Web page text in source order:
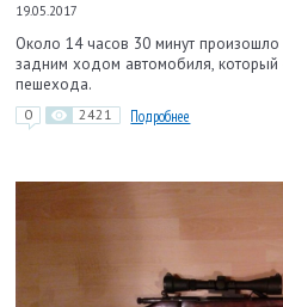
19.05.2017
Около 14 часов 30 минут
задним ходом автомобиля,
пешехода.
0 2421 Подробнее